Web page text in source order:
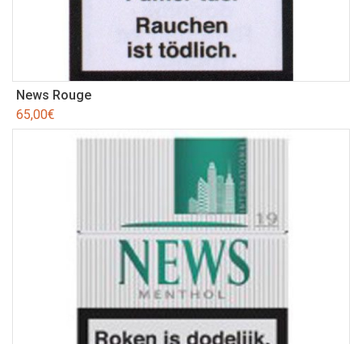
News Rouge
65,00€